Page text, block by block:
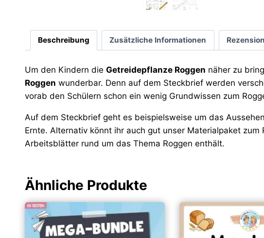
Beschreibung Zusätzliche Informationen
Um den Kindern die Getreidepflanze Roggen näher zu
Roggen wunderbar. Denn auf dem Steckbrief werden
vorab den Schülern schon ein wenig Grundwissen zum
Auf dem Steckbrief geht es beispielsweise um das
Ernte. Alternativ könnt ihr auch gut unser Materialpaket
Arbeitsblätter rund um das Thema Roggen enthält.
Ähnliche Produkte